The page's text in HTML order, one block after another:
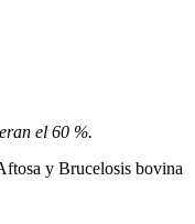
el 60 %.
y Brucelosis bovina